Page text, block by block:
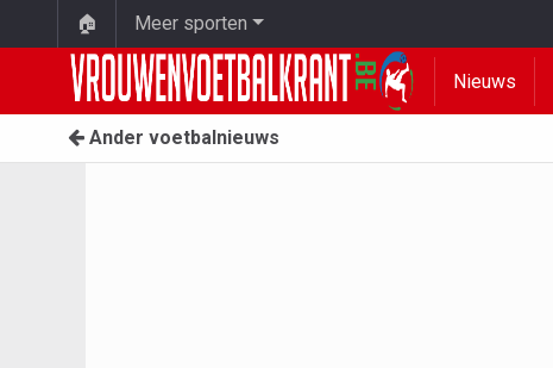
🏠 Meer sporten
Nieuws
Ander voetbalnieuws